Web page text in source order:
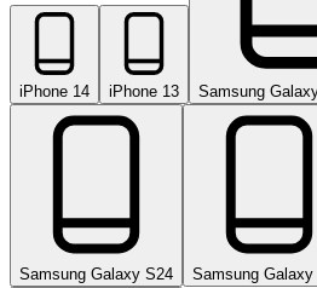
iPhone 14 iPhone 13 Samsung
Samsung Galaxy S24 Samsung Galaxy